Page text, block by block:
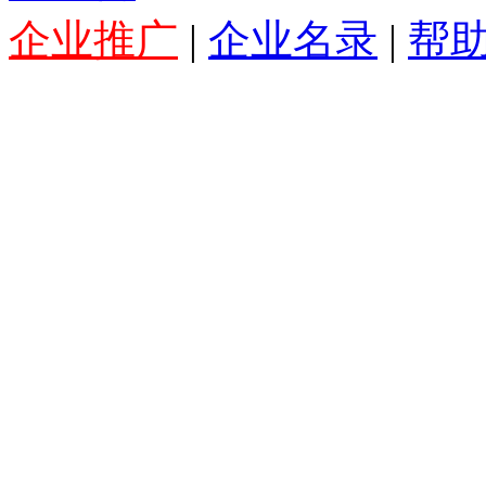
企业推广 | 企业名录 | 帮